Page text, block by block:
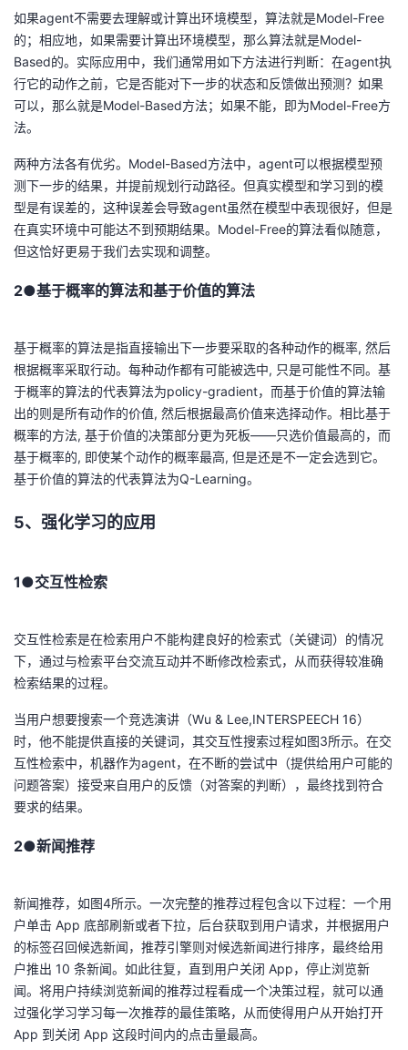
如果agent不需要去理解或计算出环境模型，算法就是Model-Free
的；相应地，如果需要计算出环境模型，那么算法就是Model-
Based的。实际应用中，我们通常用如下方法进行判断：在agent执
行它的动作之前，它是否能对下一步的状态和反馈做出预测？如果
可以，那么就是Model-Based方法；如果不能，即为Model-Free方
法。
两种方法各有优劣。Model-Based方法中，agent可以根据模型预
测下一步的结果，并提前规划行动路径。但真实模型和学习到的模
型是有误差的，这种误差会导致agent虽然在模型中表现很好，但是
在真实环境中可能达不到预期结果。Model-Free的算法看似随意，
但这恰好更易于我们去实现和调整。
2●基于概率的算法和基于价值的算法
基于概率的算法是指直接输出下一步要采取的各种动作的概率, 然后
根据概率采取行动。每种动作都有可能被选中, 只是可能性不同。基
于概率的算法的代表算法为policy-gradient，而基于价值的算法输
出的则是所有动作的价值, 然后根据最高价值来选择动作。相比基于
概率的方法, 基于价值的决策部分更为死板——只选价值最高的，而
基于概率的, 即使某个动作的概率最高, 但是还是不一定会选到它。
基于价值的算法的代表算法为Q-Learning。
5、强化学习的应用
1●交互性检索
交互性检索是在检索用户不能构建良好的检索式（关键词）的情况
下，通过与检索平台交流互动并不断修改检索式，从而获得较准确
检索结果的过程。
当用户想要搜索一个竞选演讲（Wu & Lee,INTERSPEECH 16）
时，他不能提供直接的关键词，其交互性搜索过程如图3所示。在交
互性检索中，机器作为agent，在不断的尝试中（提供给用户可能的
问题答案）接受来自用户的反馈（对答案的判断），最终找到符合
要求的结果。
2●新闻推荐
新闻推荐，如图4所示。一次完整的推荐过程包含以下过程：一个用
户单击 App 底部刷新或者下拉，后台获取到用户请求，并根据用户
的标签召回候选新闻，推荐引擎则对候选新闻进行排序，最终给用
户推出 10 条新闻。如此往复，直到用户关闭 App，停止浏览新
闻。将用户持续浏览新闻的推荐过程看成一个决策过程，就可以通
过强化学习学习每一次推荐的最佳策略，从而使得用户从开始打开
App 到关闭 App 这段时间内的点击量最高。